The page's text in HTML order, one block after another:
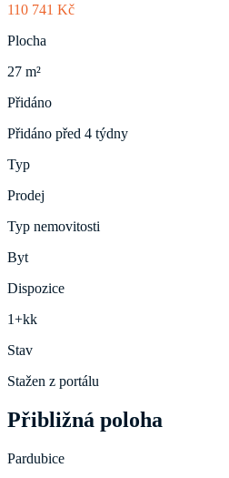
110 741 Kč
Plocha
27 m²
Přidáno
Přidáno před 4 týdny
Typ
Prodej
Typ nemovitosti
Byt
Dispozice
1+kk
Stav
Stažen z portálu
Přibližná poloha
Pardubice